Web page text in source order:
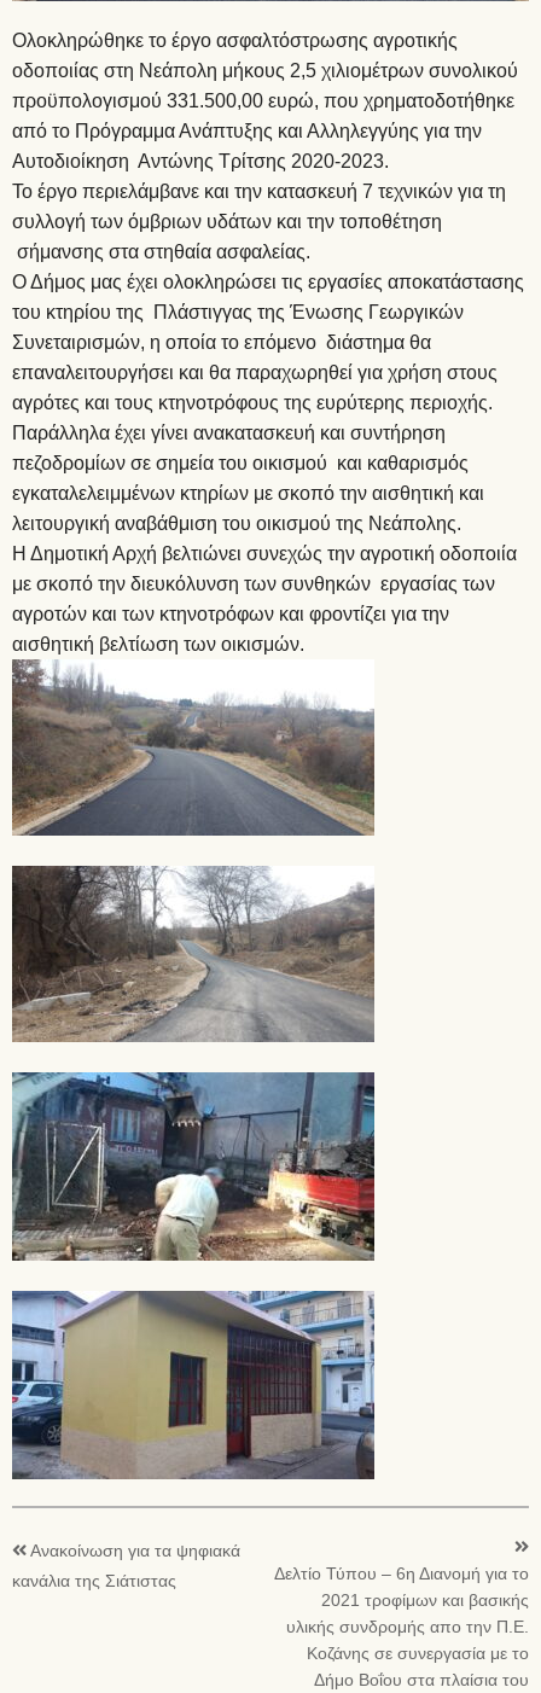
Ολοκληρώθηκε το έργο ασφαλτόστρωσης αγροτικής
οδοποιίας στη Νεάπολη μήκους 2,5 χιλιομέτρων συνολικού
προϋπολογισμού 331.500,00 ευρώ, που χρηματοδοτήθηκε
από το Πρόγραμμα Ανάπτυξης και Αλληλεγγύης για την
Αυτοδιοίκηση Αντώνης Τρίτσης 2020-2023.
Το έργο περιελάμβανε και την κατασκευή 7 τεχνικών για τη
συλλογή των όμβριων υδάτων και την τοποθέτηση
σήμανσης στα στηθαία ασφαλείας.
Ο Δήμος μας έχει ολοκληρώσει τις εργασίες αποκατάστασης
του κτηρίου της Πλάστιγγας της Ένωσης Γεωργικών
Συνεταιρισμών, η οποία το επόμενο διάστημα θα
επαναλειτουργήσει και θα παραχωρηθεί για χρήση στους
αγρότες και τους κτηνοτρόφους της ευρύτερης περιοχής.
Παράλληλα έχει γίνει ανακατασκευή και συντήρηση
πεζοδρομίων σε σημεία του οικισμού και καθαρισμός
εγκαταλελειμμένων κτηρίων με σκοπό την αισθητική και
λειτουργική αναβάθμιση του οικισμού της Νεάπολης.
Η Δημοτική Αρχή βελτιώνει συνεχώς την αγροτική οδοποιία
με σκοπό την διευκόλυνση των συνθηκών εργασίας των
αγροτών και των κτηνοτρόφων και φροντίζει για την
αισθητική βελτίωση των οικισμών.
Ανακοίνωση για τα ψηφιακά
κανάλια της Σιάτιστας
Δελτίο Τύπου – 6η Διανομή για το
2021 τροφίμων και βασικής
υλικής συνδρομής απο την Π.Ε.
Κοζάνης σε συνεργασία με το
Δήμο Βοΐου στα πλαίσια του